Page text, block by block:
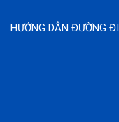
HƯỚNG DẪN ĐƯỜNG ĐI